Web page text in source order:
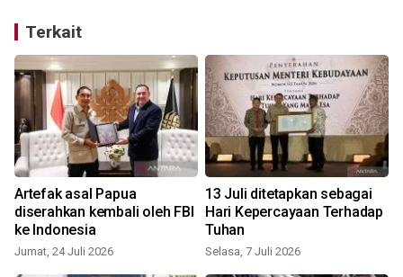
Terkait
Artefak asal Papua
diserahkan kembali oleh FBI
ke Indonesia
Jumat, 24 Juli 2026
13 Juli ditetapkan sebagai
Hari Kepercayaan Terhadap
Tuhan
Selasa, 7 Juli 2026